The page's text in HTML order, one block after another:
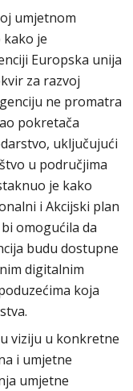
umjetnom
je
Europska unija
za razvoj
ne promatra
pokretača
uključujući
u područjima
je kako
i Akcijski plan
omogućila da
budu dostupne
digitalnim
koja
viziju u konkretne
i umjetne
umjetne